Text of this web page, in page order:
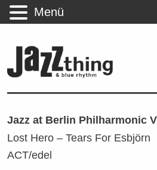
Jazz at Berlin Philharmonic V
Lost Hero – Tears For Esbjörn
ACT/edel
Menü